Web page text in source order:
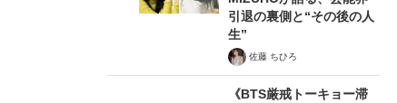
引退の裏側と“その後の人
生”
佐藤 ちひろ
《BTS厳戒トーキョー滞